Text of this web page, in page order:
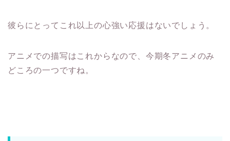
彼らにとってこれ以上の心強い応援はないでしょう。
アニメでの描写はこれからなので、今期冬アニメのみ
どころの一つですね。